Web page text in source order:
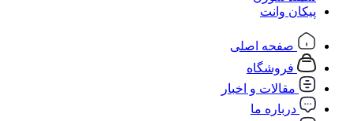
پیکان وانت
صفحه اصلی
فروشگاه
مقالات و اخبار
درباره ما